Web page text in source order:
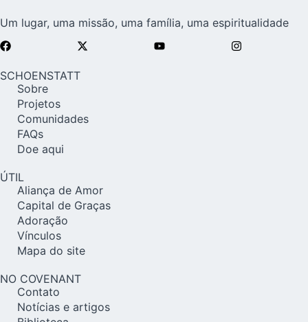
Um lugar, uma missão, uma família, uma espiritualidade
SCHOENSTATT
Sobre
Projetos
Comunidades
FAQs
Doe aqui
ÚTIL
Aliança de Amor
Capital de Graças
Adoração
Vínculos
Mapa do site
NO COVENANT
Contato
Notícias e artigos